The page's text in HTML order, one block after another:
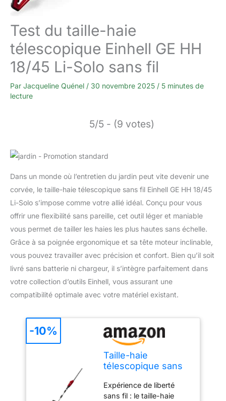
Test du taille-haie
télescopique Einhell GE HH
18/45 Li-Solo sans fil
Par Jacqueline Quénel / 30 novembre 2025 / 5 minutes de
lecture
5/5 - (9 votes)
Dans un monde où l’entretien du jardin peut vite devenir une
corvée, le taille-haie télescopique sans fil Einhell GE HH 18/45
Li-Solo s’impose comme votre allié idéal. Conçu pour vous
offrir une flexibilité sans pareille, cet outil léger et maniable
vous permet de tailler les haies les plus hautes sans échelle.
Grâce à sa poignée ergonomique et sa tête moteur inclinable,
vous pouvez travailler avec précision et confort. Bien qu’il soit
livré sans batterie ni chargeur, il s’intègre parfaitement dans
votre collection d’outils Einhell, vous assurant une
compatibilité optimale avec votre matériel existant.
Taille-haie
télescopique sans
18/45 Li T-Solo
Expérience de liberté
sans fil : le taille-haie
-10%